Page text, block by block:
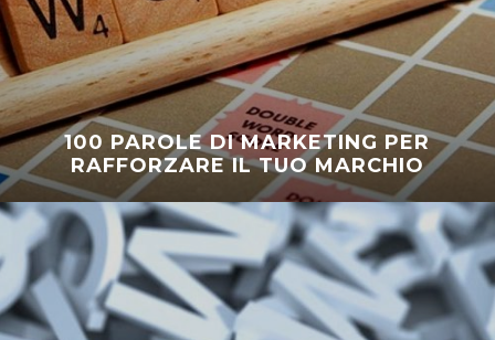
100 PAROLE DI MARKETING PER
RAFFORZARE IL TUO MARCHIO